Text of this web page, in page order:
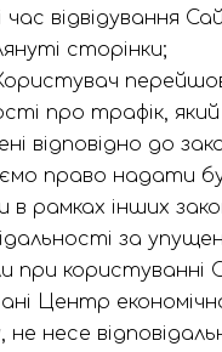
відвідування
сторінки;
про трафік,
відповідно до
право надати
в рамках інших
за
при користуванні
ані Центр
не несе